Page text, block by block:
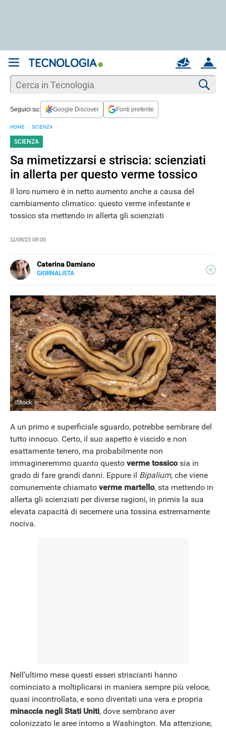
ACCOUNT
MAIL
NEWS
Seguici su: Google Discover Fonti preferite
HOME SCIENZA
SCIENZA
Sa mimetizzarsi e striscia: scienziati
in allerta per questo verme tossico
Il loro numero è in netto aumento anche a causa del
cambiamento climatico: questo verme infestante e
tossico sta mettendo in allerta gli scienziati
11/08/23 08:00
Caterina Damiano
GIORNALISTA
LINKEDIN
2022 collabora con Libero Tecnologia per la sezione
Scienza.
iStock
A un primo e superficiale sguardo, potrebbe sembrare del
tutto innocuo. Certo, il suo aspetto è viscido e non
esattamente tenero, ma probabilmente non
immagineremmo quanto questo verme tossicosia in
grado di fare grandi danni. Eppure il Bipalium, che viene
comunemente chiamato verme martello, sta mettendo in
allerta gli scienziati per diverse ragioni, in primis la sua
elevata capacità di secernere una tossina estremamente
nociva.
Nell’ultimo mese questi esseri striscianti hanno
cominciato a moltiplicarsi in maniera sempre più veloce,
quasi incontrollata, e sono diventati una vera e propria
minaccia negli Stati Uniti, dove sembrano aver
colonizzato le aree intorno a Washington. Ma attenzione,